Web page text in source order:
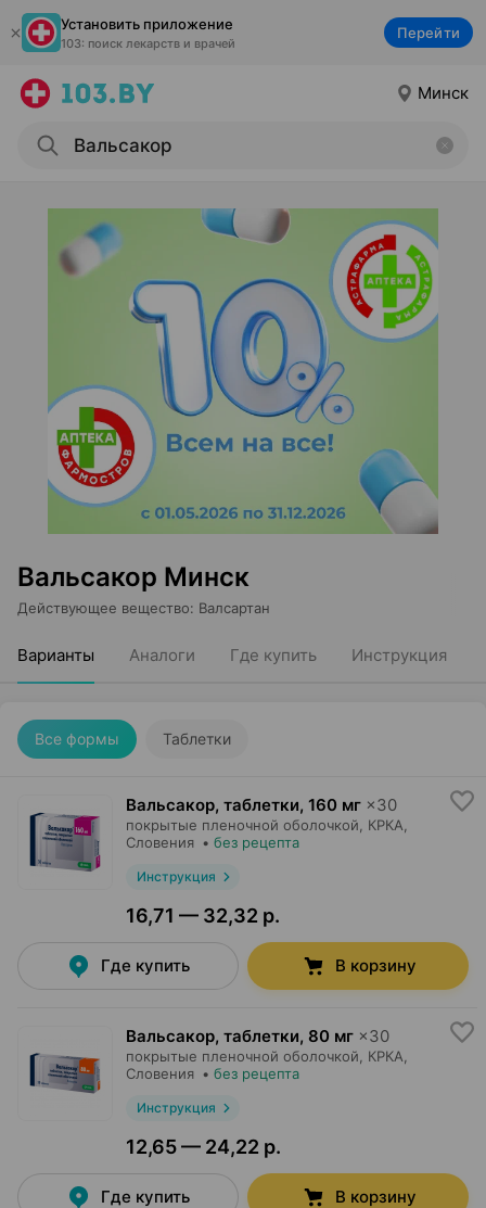
Установить приложение
103: поиск лекарств и врачей
Перейти
Минск
Вальсакор Минск
Действующее вещество: Валсартан
Варианты Аналоги Где купить Инструкция
Все формы Таблетки
Вальсакор, таблетки, 160 мг ×30
покрытые пленочной оболочкой, КРКА
Словения • без рецепта
Инструкция
16,71 — 32,32 р.
Где купить В корзину
Вальсакор, таблетки, 80 мг ×30
покрытые пленочной оболочкой, КРКА
Словения • без рецепта
Инструкция
12,65 — 24,22 р.
Где купить В корзину